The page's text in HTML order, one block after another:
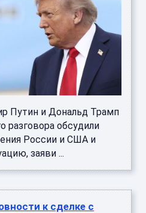
Путин и Дональд Трамп
разговора обсудили
России и США и
заяви ...
к сделке с